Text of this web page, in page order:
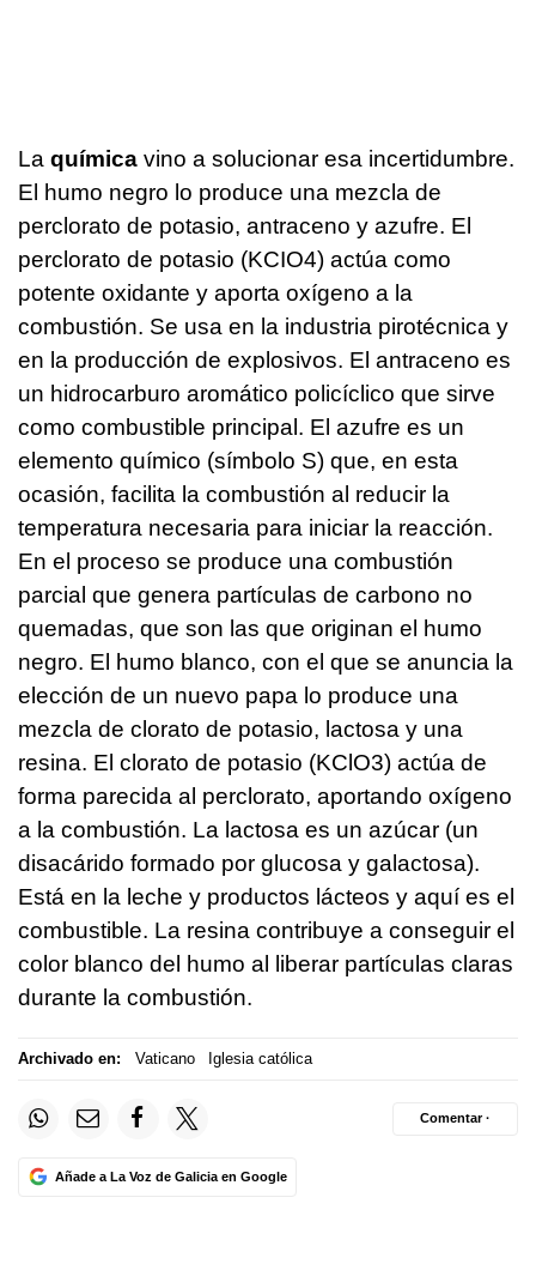
La química vino a solucionar esa incertidumbre.
El humo negro lo produce una mezcla de
perclorato de potasio, antraceno y azufre. El
perclorato de potasio (KCIO4) actúa como
potente oxidante y aporta oxígeno a la
combustión. Se usa en la industria pirotécnica y
en la producción de explosivos. El antraceno es
un hidrocarburo aromático policíclico que sirve
como combustible principal. El azufre es un
elemento químico (símbolo S) que, en esta
ocasión, facilita la combustión al reducir la
temperatura necesaria para iniciar la reacción.
En el proceso se produce una combustión
parcial que genera partículas de carbono no
quemadas, que son las que originan el humo
negro. El humo blanco, con el que se anuncia la
elección de un nuevo papa lo produce una
mezcla de clorato de potasio, lactosa y una
resina. El clorato de potasio (KClO3) actúa de
forma parecida al perclorato, aportando oxígeno
a la combustión. La lactosa es un azúcar (un
disacárido formado por glucosa y galactosa).
Está en la leche y productos lácteos y aquí es el
combustible. La resina contribuye a conseguir el
color blanco del humo al liberar partículas claras
durante la combustión.
Archivado en: Vaticano Iglesia católica
Añade a La Voz de Galicia en Google
Comentar ·